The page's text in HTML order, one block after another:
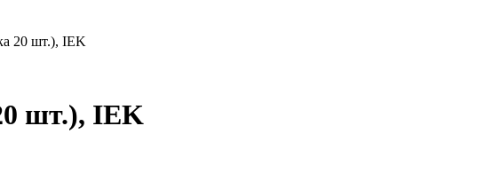
20 шт.), IEK
шт.), IEK